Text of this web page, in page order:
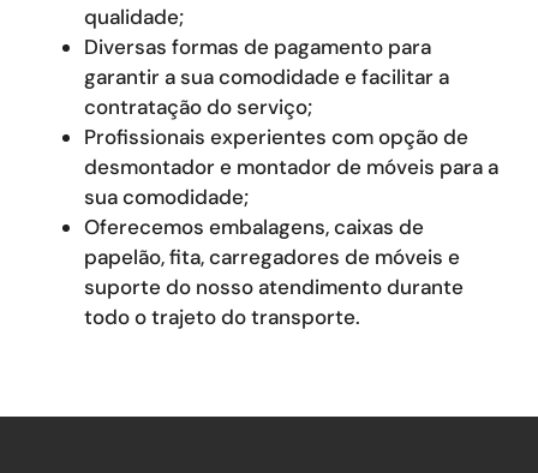
qualidade;
Diversas formas de pagamento para
garantir a sua comodidade e facilitar a
contratação do serviço;
Profissionais experientes com opção de
desmontador e montador de móveis para a
sua comodidade;
Oferecemos embalagens, caixas de
papelão, fita, carregadores de móveis e
suporte do nosso atendimento durante
todo o trajeto do transporte.